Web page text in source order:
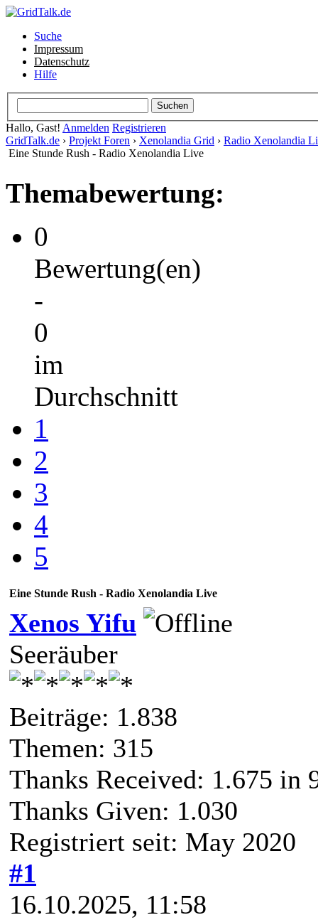
Suche
Impressum
Datenschutz
Hilfe
Hallo, Gast! Anmelden Registrieren
GridTalk.de › Projekt Foren › Xenolandia Grid › Radio Xenolandia
Eine Stunde Rush - Radio Xenolandia Live
Themabewertung:
0
Bewertung(en)
-
0
im
Durchschnitt
1
2
3
4
5
Eine Stunde Rush - Radio Xenolandia Live
Xenos Yifu
Seeräuber
Beiträge: 1.838
Themen: 315
Thanks Received: 1.675 in
Thanks Given: 1.030
Registriert seit: May 2020
#1
16.10.2025, 11:58